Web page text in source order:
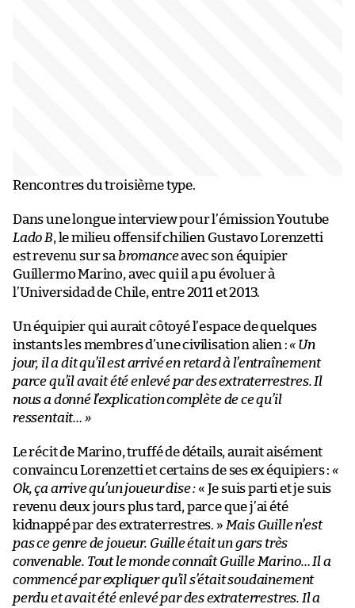
Rencontres du troisième type.
Dans une longue interview pour l’émission Youtube
Lado B, le milieu offensif chilien Gustavo Lorenzetti
est revenu sur sa bromanceavec son équipier
Guillermo Marino, avec qui il a pu évoluer à
l’Universidad de Chile, entre 2011 et 2013.
Un équipier qui aurait côtoyé l’espace de quelques
instants les membres d’une civilisation alien :« Un
jour, il a dit qu’il est arrivé en retard à l’entraînement
parce qu’il avait été enlevé par des extraterrestres. Il
nous a donné l’explication complète de ce qu’il
ressentait… »
Le récit de Marino, truffé de détails, aurait aisément
convaincu Lorenzetti et certains de ses ex équipiers :«
Ok, ça arrive qu’un joueur dise : « Je suis parti et je suis
revenu deux jours plus tard, parce que j’ai été
kidnappé par des extraterrestres. » Mais Guille n’est
pas ce genre de joueur. Guille était un gars très
convenable. Tout le monde connaît Guille Marino… Il a
commencé par expliquer qu’il s’était soudainement
perdu et avait été enlevé par des extraterrestres. Il a